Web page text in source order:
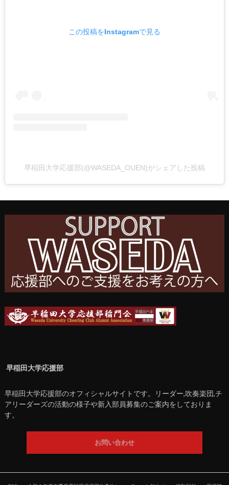
この投稿をInstagramで見る
早稲田大学応援部(@WASEDA_OUEN)がシェアした投稿
早稲田大学応援部
早稲田大学応援部のオフィシャルサイトです。リーダー,吹奏楽団,チ
アリーダーズの活動の様子や新入部員募集のご案内をしておりま
す。
お問い合わせ